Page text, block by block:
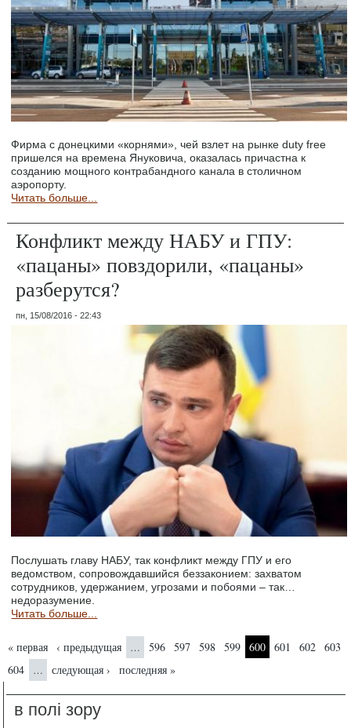
Фирма с донецкими «корнями», чей взлет на рынке duty free
пришелся на времена Януковича, оказалась причастна к
созданию мощного контрабандного канала в столичном
аэропорту.
Читать больше...
Конфликт между НАБУ и ГПУ:
«пацаны» повздорили, «пацаны»
разберутся?
пн, 15/08/2016 - 22:43
Послушать главу НАБУ, так конфликт между ГПУ и его
ведомством, сопровождавшийся беззаконием: захватом
сотрудников, удержанием, угрозами и побоями – так…
недоразумение.
Читать больше...
Страницы
« первая ‹ предыдущая … 596 597 598 599 600 601 602
603
604
… следующая › последняя »
в полі зору